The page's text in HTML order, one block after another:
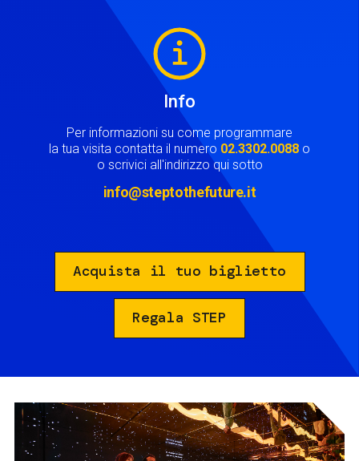
Info
Per informazioni su come programmare
la tua visita contatta il numero 02.3302.0088 o
o scrivici all'indirizzo qui sotto
info@steptothefuture.it
Acquista il tuo biglietto
Regala STEP